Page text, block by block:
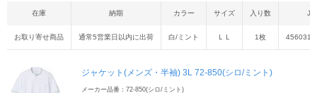
在庫 納期 カラー サイズ 入り数
お取り寄せ商品 通常5営業日以内に出荷 白/ミント ＬＬ 1枚
ジャケット(メンズ・半袖) 3L 72-850(シロ/ミント)
メーカー品番：72-850(シロ/ミント)